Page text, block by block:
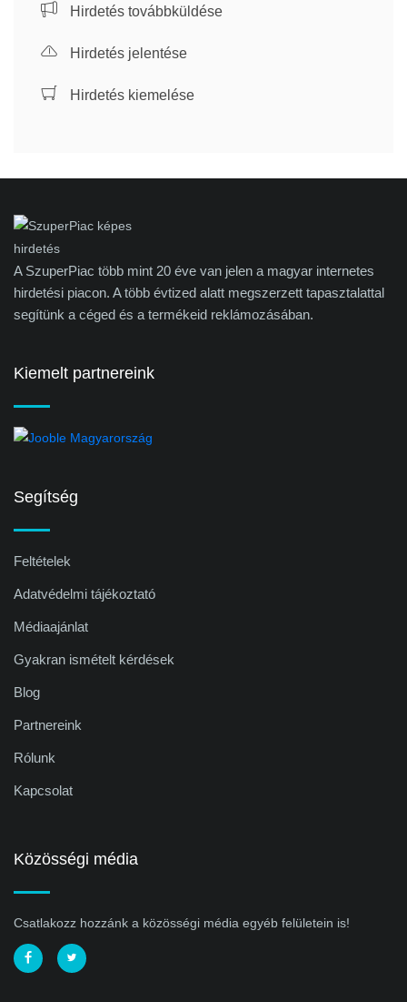
Hirdetés továbbküldése
Hirdetés jelentése
Hirdetés kiemelése
A SzuperPiac több mint 20 éve van jelen a magyar internetes
hirdetési piacon. A több évtized alatt megszerzett tapasztalattal
segítünk a céged és a termékeid reklámozásában.
Kiemelt partnereink
Segítség
Feltételek
Adatvédelmi tájékoztató
Médiaajánlat
Gyakran ismételt kérdések
Blog
Partnereink
Rólunk
Kapcsolat
Közösségi média
Csatlakozz hozzánk a közösségi média egyéb felületein is!